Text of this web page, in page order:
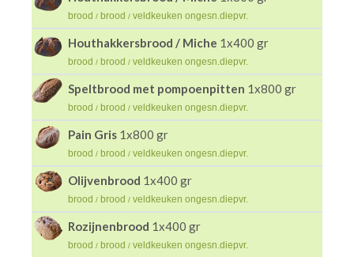
brood / brood / veldkeuken ongesn.diepvr.
Houthakkersbrood / Miche 1x400 gr
brood / brood / veldkeuken ongesn.diepvr.
Speltbrood met pompoenpitten 1x800 gr
brood / brood / veldkeuken ongesn.diepvr.
Pain Gris 1x800 gr
brood / brood / veldkeuken ongesn.diepvr.
Olijvenbrood 1x400 gr
brood / brood / veldkeuken ongesn.diepvr.
Rozijnenbrood 1x400 gr
brood / brood / veldkeuken ongesn.diepvr.